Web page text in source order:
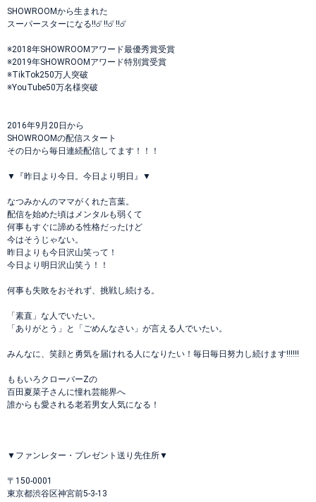
SHOWROOMから生まれた
スーパースターになる‼☄️‼️☄️‼️☄️
※2018年SHOWROOMアワード最優秀賞受賞
※2019年SHOWROOMアワード特別賞受賞
※TikTok250万人突破
※YouTube50万名様突破
2016年9月20日から
SHOWROOMの配信スタート
その日から毎日連続配信してます！！！
▼『昨日より今日。今日より明日』▼
なつみかんのママがくれた言葉。
配信を始めた頃はメンタルも弱くて
何事もすぐに諦める性格だったけど
今はそうじゃない。
昨日よりも今日沢山笑って！
今日より明日沢山笑う！！
何事も失敗をおそれず、挑戦し続ける。
「素直」な人でいたい。
「ありがとう」と「ごめんなさい」が言える人でいたい。
みんなに、笑顔と勇気を届けれる人になりたい！毎日毎日努力し続けます‼️‼️‼️
ももいろクローバーZの
百田夏菜子さんに憧れ芸能界へ
誰からも愛される老若男女人気になる！
▼ファンレター・プレゼント送り先住所▼
〒150-0001
東京都渋谷区神宮前5-3-13